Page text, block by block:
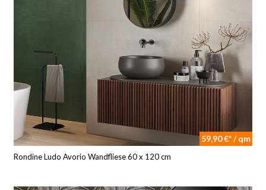
59,90 €* / qm
Rondine Ludo Avorio Wandfliese 60 x 120 cm